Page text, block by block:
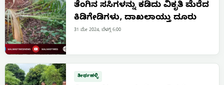
ತೆಂಗಿನ ಸಸಿಗಳನ್ನು ಕಡಿದು ವಿಕೃತಿ ಮೆರೆದ
ಕಿಡಿಗೇಡಿಗಳು, ದಾಖಲಾಯ್ತು ದೂರು
31 ಮೇ 2024, ಬೆಳಗ್ಗೆ 6:00
ತೀರ್ಥಹಳ್ಳಿ